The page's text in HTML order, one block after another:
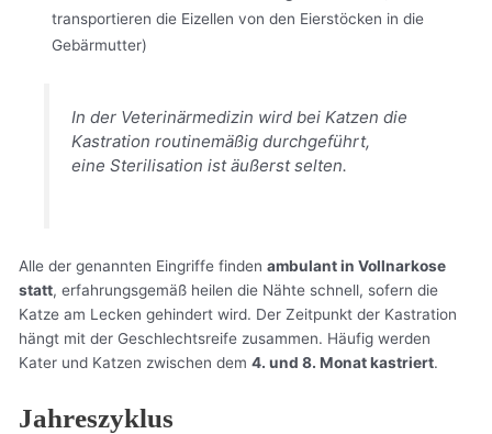
transportieren die Eizellen von den Eierstöcken in die
Gebärmutter)
In der Veterinärmedizin wird bei Katzen die
Kastration routinemäßig durchgeführt,
eine Sterilisation ist äußerst selten.
Alle der genannten Eingriffe findenambulant in Vollnarkose
statt, erfahrungsgemäß heilen die Nähte schnell, sofern die
Katze am Lecken gehindert wird. Der Zeitpunkt der Kastration
hängt mit der Geschlechtsreife zusammen. Häufig werden
Kater und Katzen zwischen dem4. und 8. Monat kastriert.
Jahreszyklus